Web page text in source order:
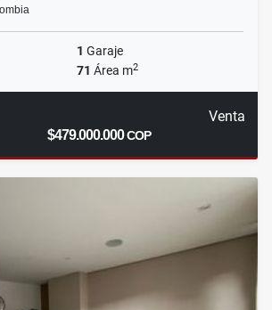
1 Garaje
71 Área m2
Venta
$479.000.000COP